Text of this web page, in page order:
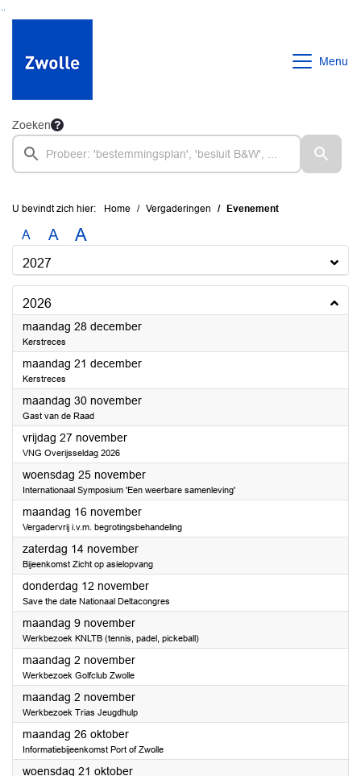
Ga naar de inhoud van deze pagina
Ga naar het zoeken
Ga naar het menu
Menu
Zoeken
U bevindt zich hier: Home Vergaderingen Evenement
A A A
2027
2026
maandag 28 december2026
Kerstreces
maandag 21 december2026
Kerstreces
maandag 30 november2026
Gast van de Raad
vrijdag 27 november2026
VNG Overijsseldag 2026
woensdag 25 november2026
Internationaal Symposium 'Een weerbare samenleving'
maandag 16 november2026
Vergadervrij i.v.m. begrotingsbehandeling
zaterdag 14 november2026
Bijeenkomst Zicht op asielopvang
donderdag 12 november2026
Save the date Nationaal Deltacongres
maandag 9 november2026
Werkbezoek KNLTB (tennis, padel, pickeball)
maandag 2 november2026
Werkbezoek Golfclub Zwolle
maandag 2 november2026
Werkbezoek Trias Jeugdhulp
maandag 26 oktober2026
Informatiebijeenkomst Port of Zwolle
woensdag 21 oktober2026